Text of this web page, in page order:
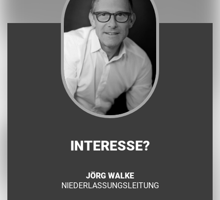
INTERESSE?
JÖRG WALKE
NIEDERLASSUNGSLEITUNG